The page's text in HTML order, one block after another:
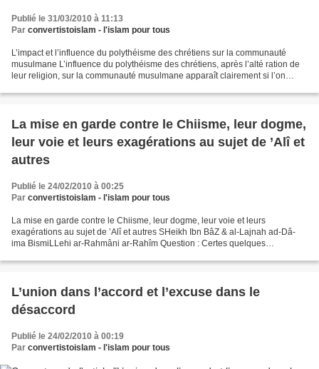
Publié le 31/03/2010 à 11:13
Par convertistoislam - l'islam pour tous
L’impact et l’influence du polythéisme des chrétiens sur la communauté
musulmane L’influence du polythéisme des chrétiens, après l’alté ration de
leur religion, sur la communauté musulmane apparaît clairement si l’on
La mise en garde contre le Chiisme, leur dogme,
leur voie et leurs exagérations au sujet de ’Alî et
autres
Publié le 24/02/2010 à 00:25
Par convertistoislam - l'islam pour tous
La mise en garde contre le Chiisme, leur dogme, leur voie et leurs
exagérations au sujet de ’Alî et autres SHeikh Ibn BâZ & al-Lajnah ad-Dâ-
ima BismiLLehi ar-Rahmâni ar-Rahîm Question : Certes quelques
L’union dans l’accord et l’excuse dans le
désaccord
Publié le 24/02/2010 à 00:19
Par convertistoislam - l'islam pour tous